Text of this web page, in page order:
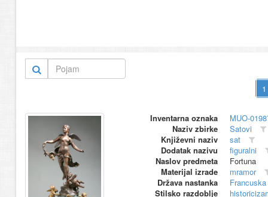
Inventarna oznaka
MUO-
Naziv zbirke
Satovi
Književni naziv
sat
Dodatak nazivu
figuralni
Naslov predmeta
Fortuna
Materijal izrade
mramor
Država nastanka
Francuska
Stilsko razdoblje